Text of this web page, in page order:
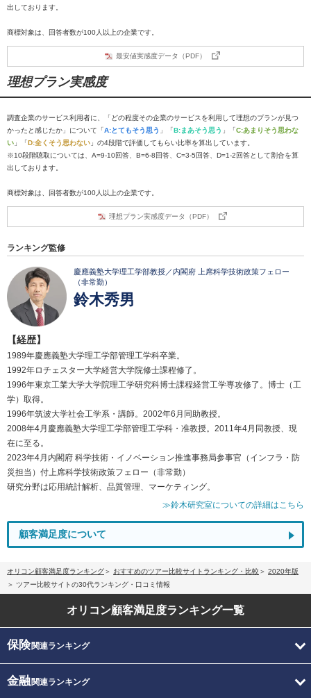
出しております。
商標対象は、回答者数が100人以上の企業です。
最安値実感度データ（PDF）
理想プラン実感度
調査企業のサービス利用者に、「どの程度その企業のサービスを利用して理想のプランが見つ
かったと感じたか」について「A:とてもそう思う 」「B:まあそう思う 」「C:あまりそう思わな
い 」「D:全くそう思わない 」の4段階で評価してもらい比率を算出しています。
※10段階聴取については、A=9-10回答、B=6-8回答、C=3-5回答、D=1-2回答として割合を算
出しております。
商標対象は、回答者数が100人以上の企業です。
理想プラン実感度データ（PDF）
ランキング監修
慶應義塾大学理工学部教授／内閣府 上席科学技術政策フェロー
（非常勤）
鈴木秀男
【経歴】
1989年慶應義塾大学理工学部管理工学科卒業。
1992年ロチェスター大学経営大学院修士課程修了。
1996年東京工業大学大学院理工学研究科博士課程経営工学専攻修了。博士（工
学）取得。
1996年筑波大学社会工学系・講師。2002年6月同助教授。
2008年4月慶應義塾大学理工学部管理工学科・准教授。2011年4月同教授、現
在に至る。
2023年4月内閣府 科学技術・イノベーション推進事務局参事官（インフラ・防
災担当）付上席科学技術政策フェロー（非常勤）
研究分野は応用統計解析、品質管理、マーケティング。
≫鈴木研究室についての詳細はこちら
顧客満足度について
オリコン顧客満足度ランキング おすすめのツアー比較サイトランキング・比較
2020年版
ツアー比較サイトの30代ランキング・口コミ情報
オリコン顧客満足度ランキング一覧
保険関連ランキング
金融関連ランキング